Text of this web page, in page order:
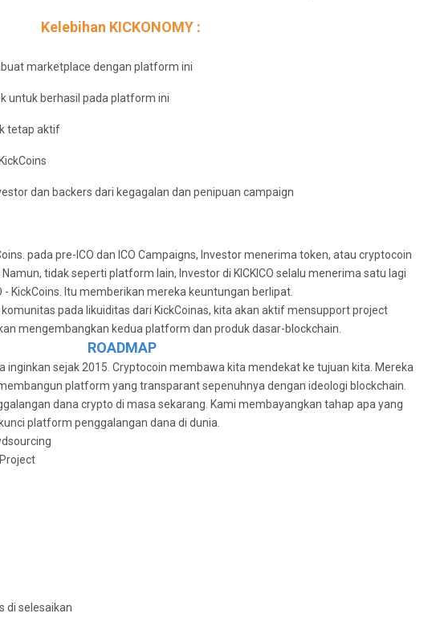
Kelebihan KICKONOMY :
marketplace dengan platform ini
untuk berhasil pada platform ini
tetap aktif
dan backers dari kegagalan dan penipuan campaign
pada pre-ICO dan ICO Campaigns, Investor menerima token, atau cryptocoin
tidak seperti platform lain, Investor di KICKICO selalu menerima satu lagi
- KickCoins. Itu memberikan mereka keuntungan berlipat.
pada likuiditas dari KickCoinas, kita akan aktif mensupport project
mengembangkan kedua platform dan produk dasar-blockchain.
ROADMAP
inginkan sejak 2015. Cryptocoin membawa kita mendekat ke tujuan kita. Mereka
platform yang transparant sepenuhnya dengan ideologi blockchain.
dana crypto di masa sekarang. Kami membayangkan tahap apa yang
platform penggalangan dana di dunia.
di selesaikan